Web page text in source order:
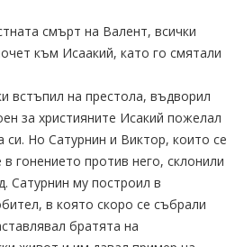
смърт на Валент, всички
към Исаакий, като го смятали
встъпил на престола, въдворил
за християните Исакий пожелал
си. Но Сатурнин и Виктор, които се
в гонението против него, склонили
Сатурнин му построил в
в която скоро се събрали
братята на